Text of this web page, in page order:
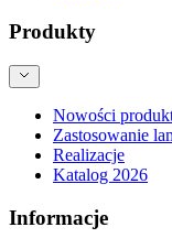
Produkty
Nowości
Zastosowanie
Realizacje
Katalog 2026
Informacje